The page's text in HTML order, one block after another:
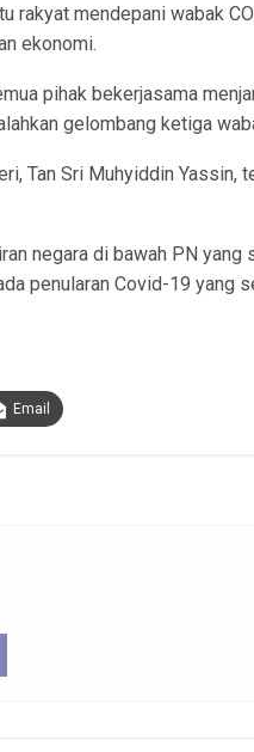
rakyat mendepani wabak
ekonomi.
pihak bekerjasama
gelombang ketiga
Tan Sri Muhyiddin Yassin,
negara di bawah PN yang
penularan Covid-19 yang
Email